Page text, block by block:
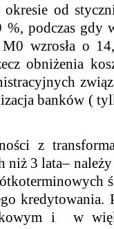
od
%, podczas gdy
wzrosła o
obniżenia
banków (
z
niż 3 lata–
kredytowania.
i w